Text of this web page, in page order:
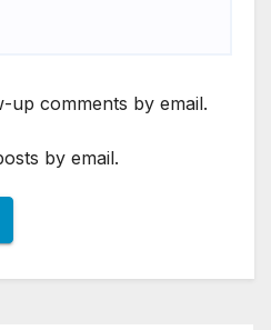
comments by email.
by email.